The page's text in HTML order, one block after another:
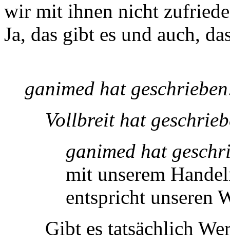
wir mit ihnen nicht
Ja, das gibt es und auch,
ganimed hat
Vollbreit hat
ganimed hat
mit unserem
entspricht unseren
Gibt es tatsächlich